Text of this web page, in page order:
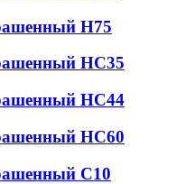
Н75
НС35
НС44
НС60
С10